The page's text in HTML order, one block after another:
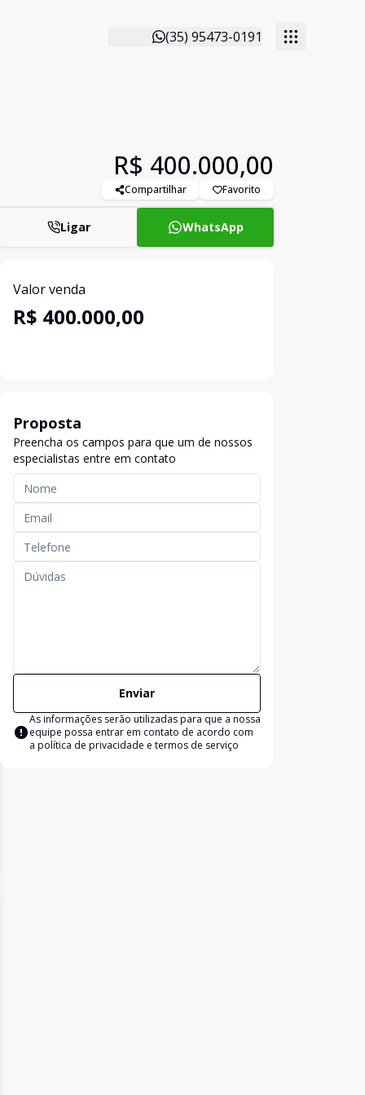
(35) 95473-0191
R$ 400.000,00
Compartilhar Favorito
Ligar WhatsApp
Valor venda
R$ 400.000,00
Proposta
Preencha os campos para que um de nossos
especialistas entre em contato
Enviar
As informações serão utilizadas para que a nossa
equipe possa entrar em contato de acordo com
a política de privacidade e termos de serviço